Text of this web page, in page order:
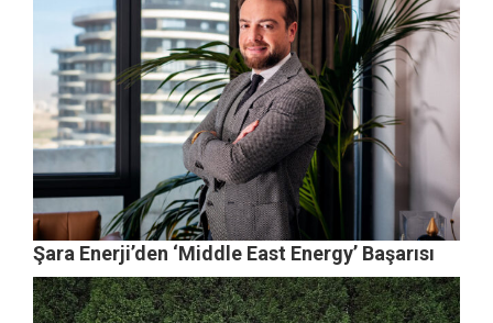
Şara Enerji’den ‘Middle East Energy’ Başarısı